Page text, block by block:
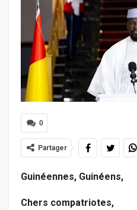
0
Partager
Guinéennes, Guinéens,
Chers compatriotes,